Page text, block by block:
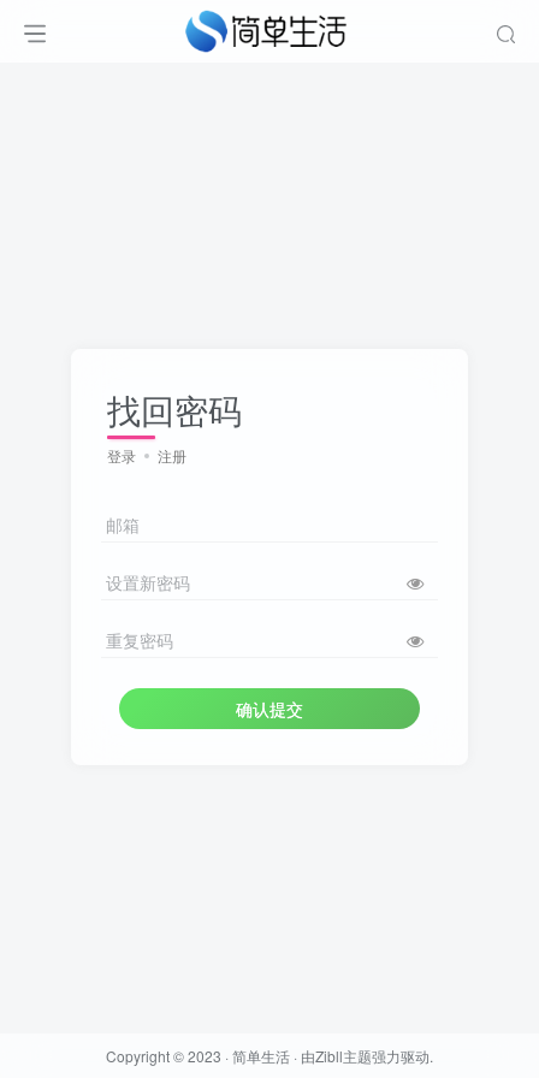
找回密码
登录 注册
邮箱
设置新密码
重复密码
确认提交
Copyright © 2023 · 简单生活 · 由Zibll主题强力驱动.